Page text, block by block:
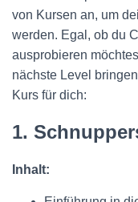
von Kursen an, um
werden. Egal, ob du
ausprobieren
nächste Level
Kurs für dich:
1.
Inhalt: